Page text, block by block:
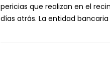
pericias que realizan en el
días atrás. La entidad